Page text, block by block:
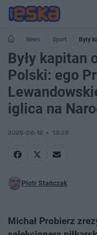
News Sport
Były
Lewandowskiego wyższe niż
Były kapitan
Polski: ego
iglica na
2025-06-12 13:26
Piotr Stańczak
Michał Probierz